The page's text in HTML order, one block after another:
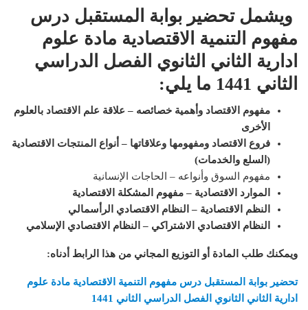
ويشمل تحضير بوابة المستقبل درس
مفهوم التنمية الاقتصادية مادة علوم
ادارية الثاني الثانوي الفصل الدراسي
الثاني 1441 ما يلي
:
مفهوم الاقتصاد وأهمية خصائصه – علاقة علم الاقتصاد بالعلوم
الأخرى
فروع الاقتصاد ومفهومها وعلاقاتها – أنواع المنتجات الاقتصادية
(السلع والخدمات)
مفهوم السوق وأنواعه – الحاجات الإنسانية
الموارد الاقتصادية – مفهوم المشكلة الاقتصادية
النظم الاقتصادية – النظام الاقتصادي الرأسمالي
النظام الاقتصادي الاشتراكي – النظام الاقتصادي الإسلامي
ويمكنك طلب المادة أو التوزيع المجاني من هذا الرابط أدناه:
تحضير بوابة المستقبل درس مفهوم التنمية الاقتصادية مادة علوم
ادارية الثاني الثانوي الفصل الدراسي الثاني 1441